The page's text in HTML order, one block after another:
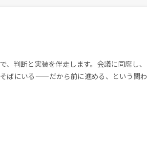
、判断と実装を伴走します。会議に同席し、
ばにいる——だから前に進める、という関わ